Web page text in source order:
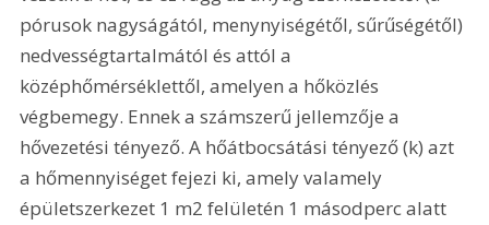
pórusok nagyságától, menynyiségétől, sűrűségétől)
nedvességtartalmától és attól a
középhőmérséklettől, amelyen a hőközlés
végbemegy. Ennek a számszerű jellemzője a
hővezetési tényező. A hőátbocsátási tényező (k) azt
a hőmennyiséget fejezi ki, amely valamely
épületszerkezet 1 m2 felületén 1 másodperc alatt